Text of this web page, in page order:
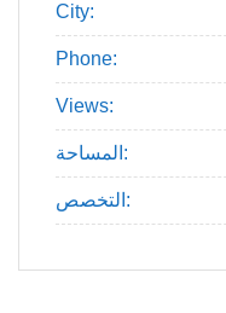
City:
Phone:
Views:
المساحة:
التخصص: